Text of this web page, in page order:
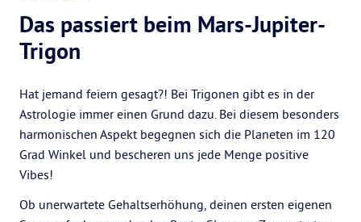
Das passiert beim Mars-Jupiter-
Trigon
Hat jemand feiern gesagt?! Bei Trigonen gibt es in der
Astrologie immer einen Grund dazu. Bei diesem besonders
harmonischen Aspekt begegnen sich die Planeten im 120
Grad Winkel und bescheren uns jede Menge positive
Vibes!
Ob unerwartete Gehaltserhöhung, deinen ersten eigenen